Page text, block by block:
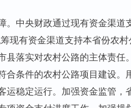
。中央财政通过现有资金渠道
现有资金渠道支持本省份农
县落实对农村公路的主体责任
合条件的农村公路项目建设。
运稳定运行。加强资金监管，